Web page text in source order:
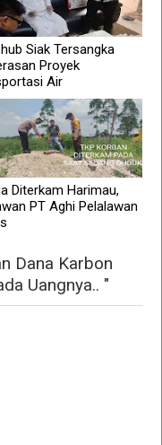
Siak Tersangka
Proyek
Air
Diterkam Harimau,
PT Aghi Pelalawan
Dana Karbon
Uangnya.. "